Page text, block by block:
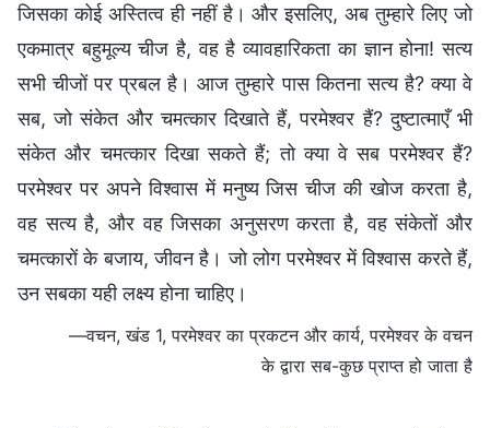
जिसका कोई अस्तित्व ही नहीं है। और इसलिए, अब तुम्हारे लिए जो
एकमात्र बहुमूल्य चीज है, वह है व्यावहारिकता का ज्ञान होना! सत्य
सभी चीजों पर प्रबल है। आज तुम्हारे पास कितना सत्य है? क्या वे
सब, जो संकेत और चमत्कार दिखाते हैं, परमेश्वर हैं? दुष्टात्माएँ भी
संकेत और चमत्कार दिखा सकते हैं; तो क्या वे सब परमेश्वर हैं?
परमेश्वर पर अपने विश्वास में मनुष्य जिस चीज की खोज करता है,
वह सत्य है, और वह जिसका अनुसरण करता है, वह संकेतों और
चमत्कारों के बजाय, जीवन है। जो लोग परमेश्वर में विश्वास करते हैं,
उन सबका यही लक्ष्य होना चाहिए।
—वचन, खंड 1, परमेश्वर का प्रकटन और कार्य, परमेश्वर के वचन
के द्वारा सब-कुछ प्राप्त हो जाता है